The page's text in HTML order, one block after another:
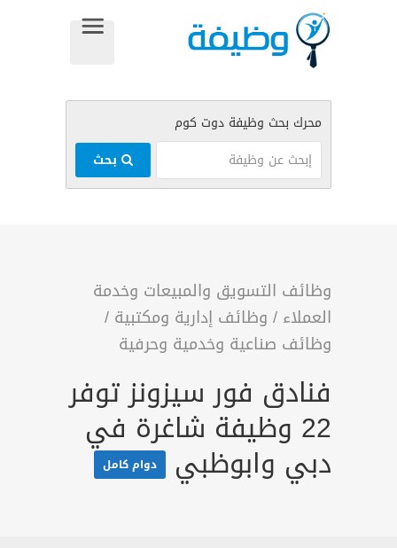
وظائف التسويق والمبيعات وخدمة
العملاء / وظائف إدارية ومكتبية /
وظائف صناعية وخدمية وحرفية
فنادق فور سيزونز توفر
22 وظيفة شاغرة في
دبي وابوظبي دوام كامل